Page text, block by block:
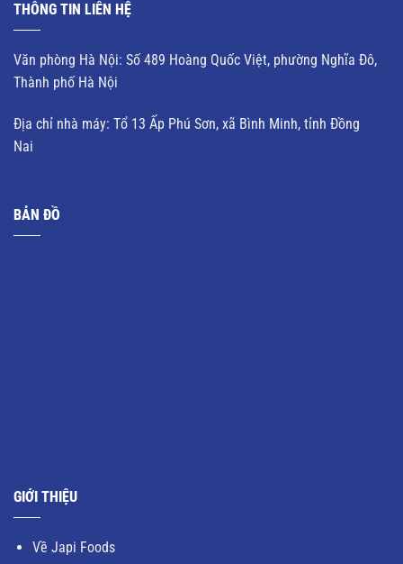
THÔNG TIN LIÊN HỆ
Văn phòng Hà Nội: Số 489 Hoàng Quốc Việt, phường Nghĩa Đô,
Thành phố Hà Nội
Địa chỉ nhà máy: Tổ 13 Ấp Phú Sơn, xã Bình Minh, tỉnh Đồng
Nai
BẢN ĐỒ
GIỚI THIỆU
Về Japi Foods